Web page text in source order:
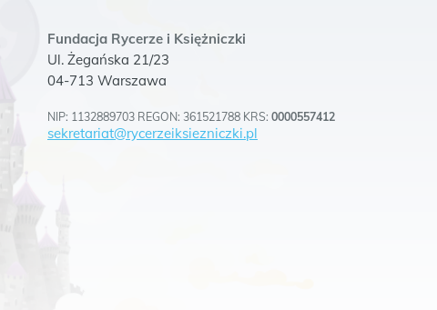
Fundacja Rycerze i Księżniczki
Ul. Żegańska 21/23
04-713 Warszawa
NIP: 1132889703 REGON: 361521788 KRS: 0000557412
sekretariat@rycerzeiksiezniczki.pl